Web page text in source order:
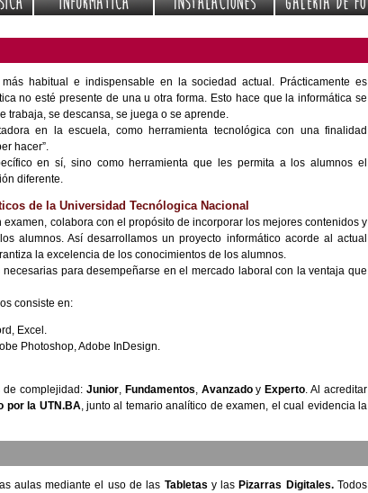
habitual e indispensable en la sociedad actual. Prácticamente es
no esté presente de una u otra forma. Esto hace que la informática se
trabaja, se descansa, se juega o se aprende.
en la escuela, como herramienta tecnológica con una finalidad
hacer”.
en sí, sino como herramienta que les permita a los alumnos el
diferente.
de la Universidad Tecnólogica Nacional
colabora con el propósito de incorporar los mejores contenidos y
alumnos. Así desarrollamos un proyecto informático acorde al actual
la excelencia de los conocimientos de los alumnos.
para desempeñarse en el mercado laboral con la ventaja que
consiste en:
Excel.
Photoshop, Adobe InDesign.
de complejidad: Junior, Fundamentos, Avanzadoy Experto. Al acreditar
por la UTN.BA, junto al temario analítico de examen, el cual evidencia la
aulas mediante el uso de las Tabletas y las Pizarras Digitales.Todos